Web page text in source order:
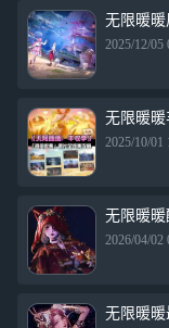
无限暖
2025/12/05
无限暖
2025/10/01
无限暖
2026/04/02
无限暖